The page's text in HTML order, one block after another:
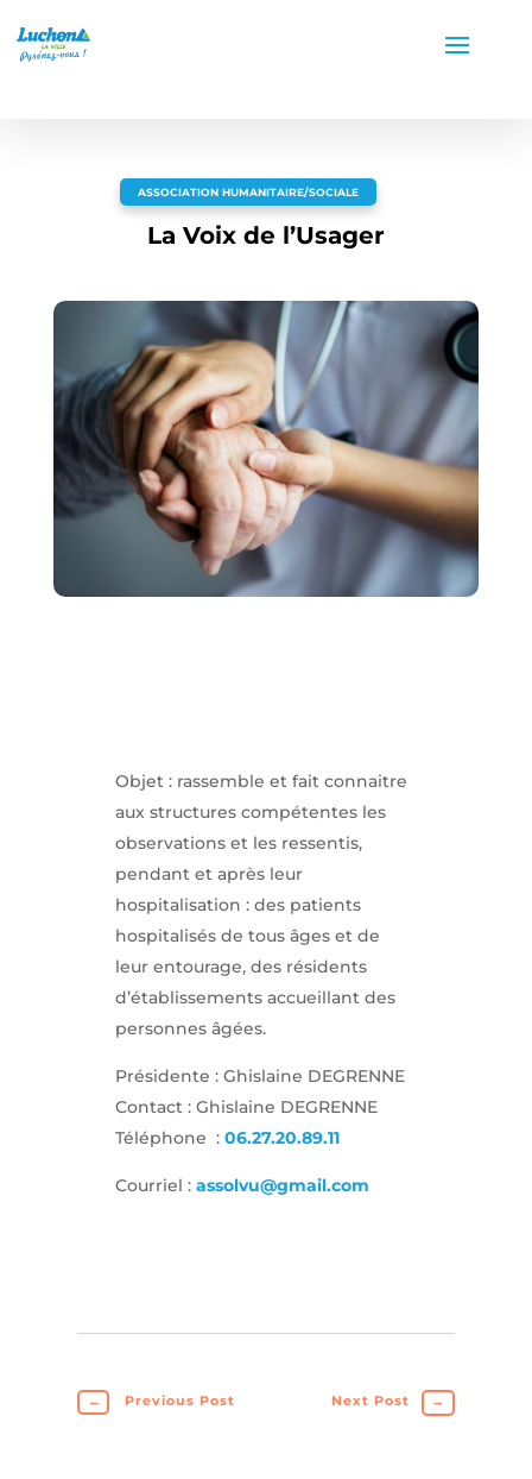
ASSOCIATION HUMANITAIRE/SOCIALE
La Voix de l’Usager
Objet : rassemble et fait connaitre
aux structures compétentes les
observations et les ressentis,
pendant et après leur
hospitalisation : des patients
hospitalisés de tous âges et de
leur entourage, des résidents
d’établissements accueillant des
personnes âgées.
Présidente : Ghislaine DEGRENNE
Contact : Ghislaine DEGRENNE
Téléphone : 06.27.20.89.11
Courriel : assolvu@gmail.com
← Previous Post Next Post →